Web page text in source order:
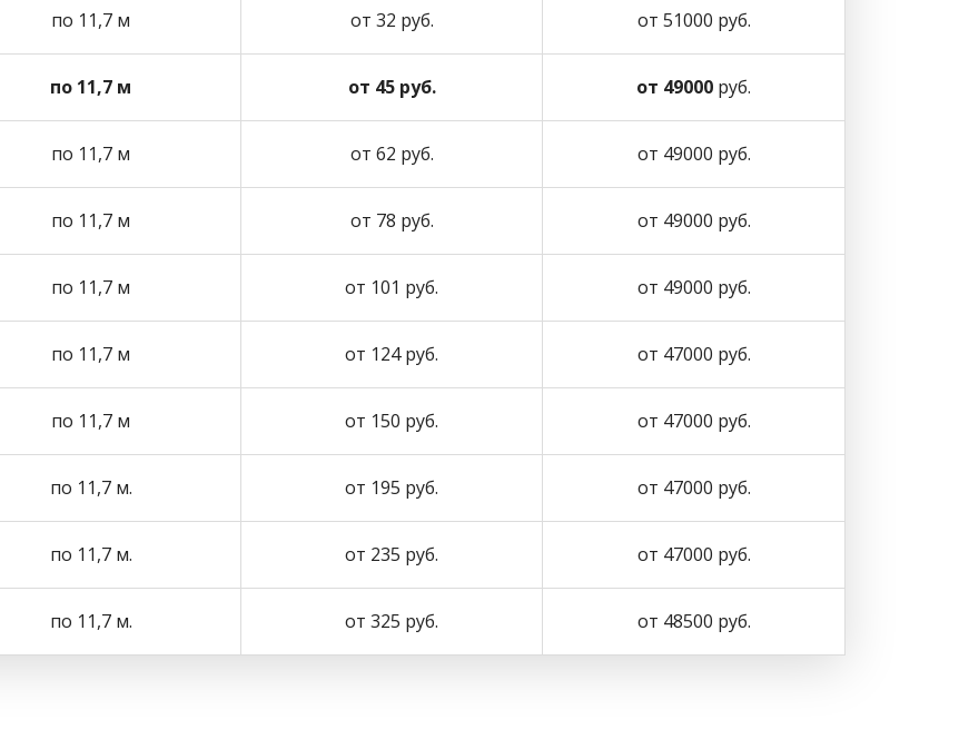
по 11,7 м от 32 руб. от 51000 руб.
по 11,7 м от 45 руб. от 49000 руб.
по 11,7 м от 62 руб. от 49000 руб.
по 11,7 м от 78 руб. от 49000 руб.
по 11,7 м от 101 руб. от 49000 руб.
по 11,7 м от 124 руб. от 47000 руб.
по 11,7 м от 150 руб. от 47000 руб.
по 11,7 м. от 195 руб. от 47000 руб.
по 11,7 м. от 235 руб. от 47000 руб.
по 11,7 м. от 325 руб. от 48500 руб.